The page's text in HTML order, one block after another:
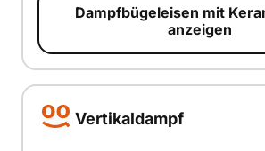
smart erklärt
Dampfbügeleisen mit
anzeigen
Vertikaldampf